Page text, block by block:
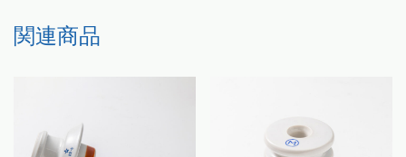
こちらもおすすめ…